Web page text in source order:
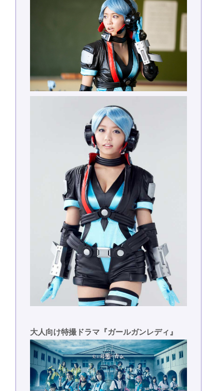
大人向け特撮ドラマ『ガールガンレディ』